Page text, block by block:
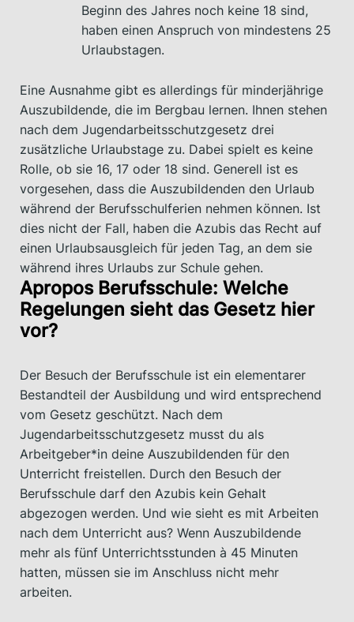
Beginn des Jahres noch keine 18 sind,
haben einen Anspruch von mindestens 25
Urlaubstagen.
Eine Ausnahme gibt es allerdings für minderjährige
Auszubildende, die im Bergbau lernen. Ihnen stehen
nach dem Jugendarbeitsschutzgesetz drei
zusätzliche Urlaubstage zu. Dabei spielt es keine
Rolle, ob sie 16, 17 oder 18 sind. Generell ist es
vorgesehen, dass die Auszubildenden den Urlaub
während der Berufsschulferien nehmen können. Ist
dies nicht der Fall, haben die Azubis das Recht auf
einen Urlaubsausgleich für jeden Tag, an dem sie
während ihres Urlaubs zur Schule gehen.
Apropos Berufsschule: Welche
Regelungen sieht das Gesetz hier
vor?
Der Besuch der Berufsschule ist ein elementarer
Bestandteil der Ausbildung und wird entsprechend
vom Gesetz geschützt. Nach dem
Jugendarbeitsschutzgesetz musst du als
Arbeitgeber*in deine Auszubildenden für den
Unterricht freistellen. Durch den Besuch der
Berufsschule darf den Azubis kein Gehalt
abgezogen werden. Und wie sieht es mit Arbeiten
nach dem Unterricht aus? Wenn Auszubildende
mehr als fünf Unterrichtsstunden à 45 Minuten
hatten, müssen sie im Anschluss nicht mehr
arbeiten.